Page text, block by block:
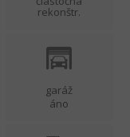
rekonštr.
garáž
áno